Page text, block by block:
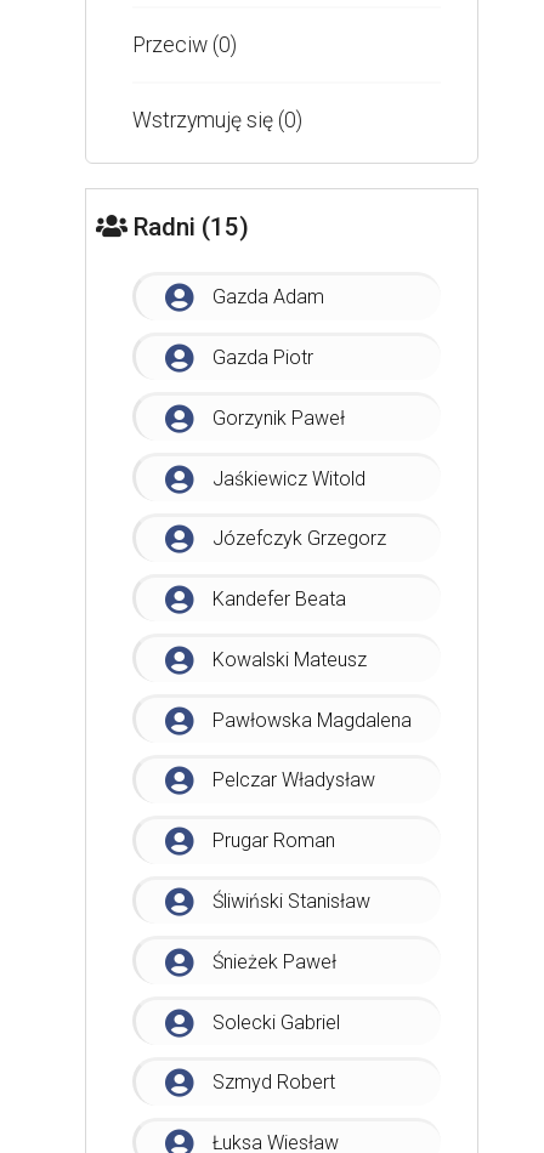
Przeciw (0)
Wstrzymuję się (0)
Radni (15)
Gazda Adam
Gazda Piotr
Gorzynik Paweł
Jaśkiewicz Witold
Józefczyk Grzegorz
Kandefer Beata
Kowalski Mateusz
Pawłowska Magdalena
Pelczar Władysław
Prugar Roman
Śliwiński Stanisław
Śnieżek Paweł
Solecki Gabriel
Szmyd Robert
Łuksa Wiesław